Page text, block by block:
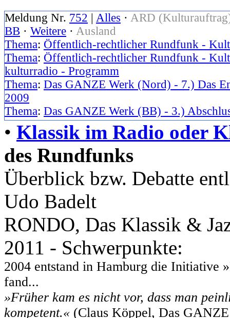
Meldung Nr. 752 | Alles · ARD
BB · Weitere · Ausland
Thema: Öffentlich-rechtlicher Rundfunk -
Thema: Öffentlich-rechtlicher Rundfunk -
kulturradio - Programm
Thema: Das GANZE Werk (Nord) - 7.) Das
2009
Thema: Das GANZE Werk (BB) - 3.)
• Klassik im Radio oder
des Rundfunks
Überblick bzw. Debatte
Udo Badelt
RONDO, Das Klassik &
2011 - Schwerpunkte:
2004 entstand in Hamburg die Initiative
fand...
»Früher kam es nicht vor, dass man
kompetent.« (Claus Köppel, Das